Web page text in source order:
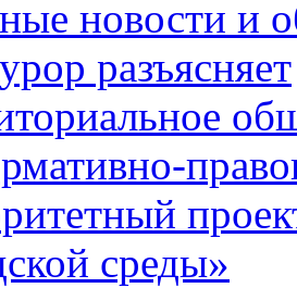
новости и
разъясняет
среды»